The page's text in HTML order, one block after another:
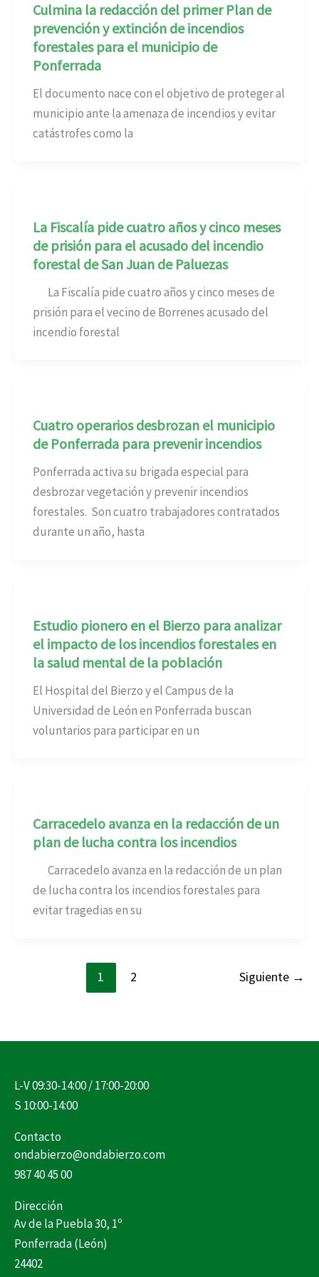
Culmina la redacción del primer Plan de
prevención y extinción de incendios
forestales para el municipio de
Ponferrada
El documento nace con el objetivo de proteger al
municipio ante la amenaza de incendios y evitar
catástrofes como la
La Fiscalía pide cuatro años y cinco meses
de prisión para el acusado del incendio
forestal de San Juan de Paluezas
La Fiscalía pide cuatro años y cinco meses de
prisión para el vecino de Borrenes acusado del
incendio forestal
Cuatro operarios desbrozan el municipio
de Ponferrada para prevenir incendios
Ponferrada activa su brigada especial para
desbrozar vegetación y prevenir incendios
forestales. Son cuatro trabajadores contratados
durante un año, hasta
Estudio pionero en el Bierzo para analizar
el impacto de los incendios forestales en
la salud mental de la población
El Hospital del Bierzo y el Campus de la
Universidad de León en Ponferrada buscan
voluntarios para participar en un
Carracedelo avanza en la redacción de un
plan de lucha contra los incendios
Carracedelo avanza en la redacción de un plan
de lucha contra los incendios forestales para
evitar tragedias en su
1 2 Siguiente →
L-V 09:30-14:00 / 17:00-20:00
S 10:00-14:00
Contacto
ondabierzo@ondabierzo.com
987 40 45 00
Dirección
Av de la Puebla 30, 1º
Ponferrada (León)
24402